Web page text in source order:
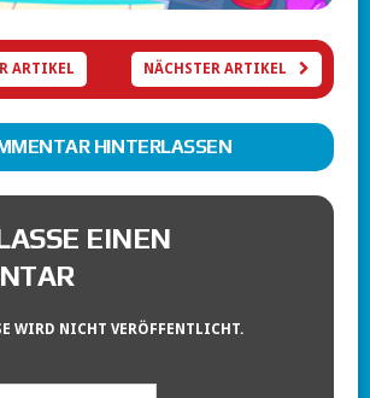
ARTIKEL NÄCHSTER ARTIKEL
HINTERLASSEN
EINEN
WIRD NICHT VERÖFFENTLICHT.